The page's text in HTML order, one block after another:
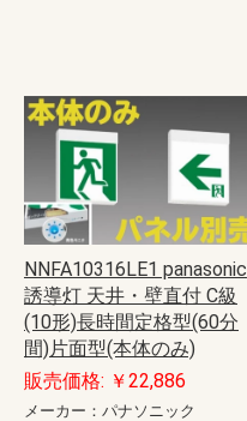
NNFA10316LE1 panasonic
誘導灯 天井・壁直付 C級
(10形)長時間定格型(60分
間)片面型(本体のみ)
販売価格: ￥22,886
メーカー：パナソニック